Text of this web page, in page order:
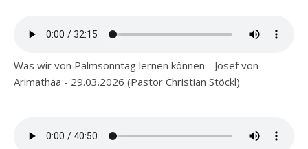
Was wir von Palmsonntag lernen können - Josef von
Arimathäa - 29.03.2026 (Pastor Christian Stöckl)